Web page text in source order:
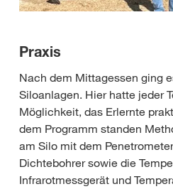
Praxis
Nach dem Mittagessen ging
Siloanlagen. Hier hatte jeder
Möglichkeit, das Erlernte
dem Programm standen
am Silo mit dem
Dichtebohrer sowie die
Infrarotmessgerät und